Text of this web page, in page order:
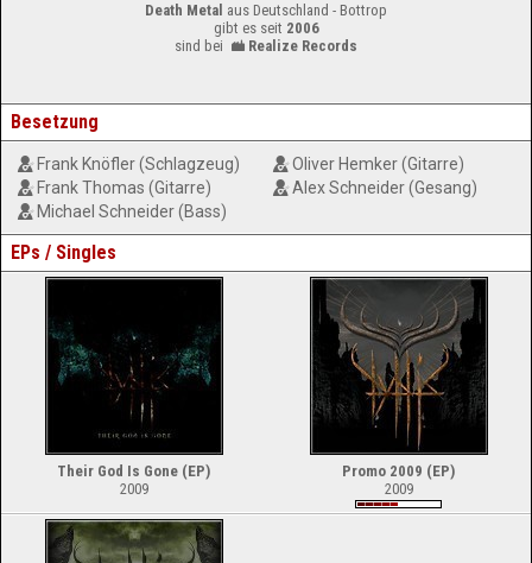
Death Metal aus Deutschland - Bottrop
gibt es seit 2006
sind bei
Realize Records
Besetzung
Frank Knöfler (Schlagzeug)
Frank Thomas (Gitarre)
Michael Schneider (Bass)
Oliver Hemker (Gitarre)
Alex Schneider (Gesang)
EPs / Singles
Their God Is Gone (EP)
2009
Promo 2009 (EP)
2009